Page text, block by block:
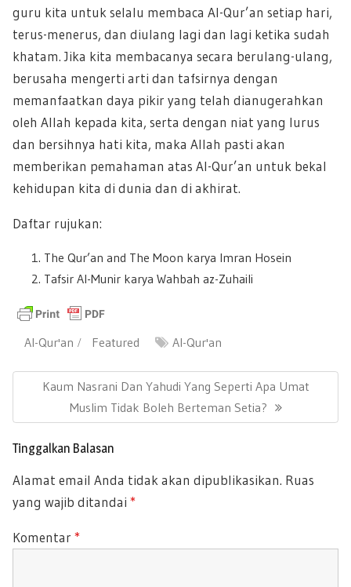
guru kita untuk selalu membaca Al-Qur’an setiap hari,
terus-menerus, dan diulang lagi dan lagi ketika sudah
khatam. Jika kita membacanya secara berulang-ulang,
berusaha mengerti arti dan tafsirnya dengan
memanfaatkan daya pikir yang telah dianugerahkan
oleh Allah kepada kita, serta dengan niat yang lurus
dan bersihnya hati kita, maka Allah pasti akan
memberikan pemahaman atas Al-Qur’an untuk bekal
kehidupan kita di dunia dan di akhirat.
Daftar rujukan:
The Qur’an and The Moon karya Imran Hosein
Tafsir Al-Munir karya Wahbah az-Zuhaili
Al-Qur'an Featured Al-Qur'an
Navigasi
Next
Kaum Nasrani Dan Yahudi Yang Seperti Apa Umat
Muslim Tidak Boleh Berteman Setia?
Tinggalkan Balasan
Alamat email Anda tidak akan dipublikasikan. Ruas
yang wajib ditandai *
Komentar *